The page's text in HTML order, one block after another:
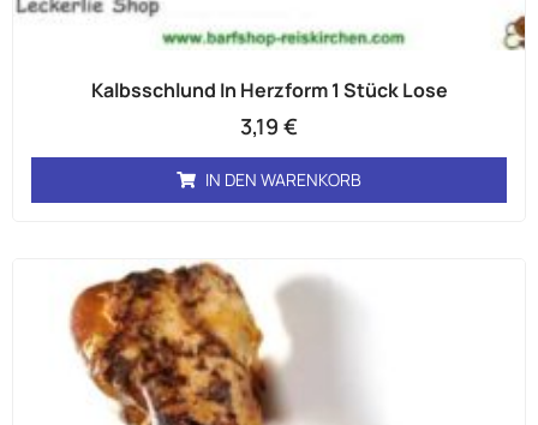
Kalbsschlund In Herzform 1 Stück Lose
3,19 €
IN DEN WARENKORB